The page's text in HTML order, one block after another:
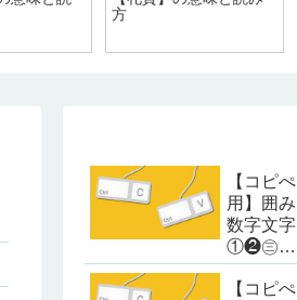
方
【コピぺ
用】囲み
数字文字
①❷㊂㈣
❺
【コピぺ